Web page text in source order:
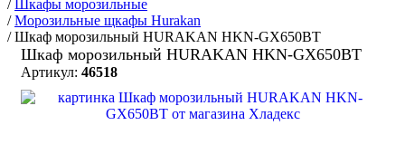
/Шкафы морозильные
/Морозильные щкафы Hurakan
/Шкаф морозильный HURAKAN HKN-GX650BT
Шкаф морозильный HURAKAN HKN-GX650BT
Артикул: 46518